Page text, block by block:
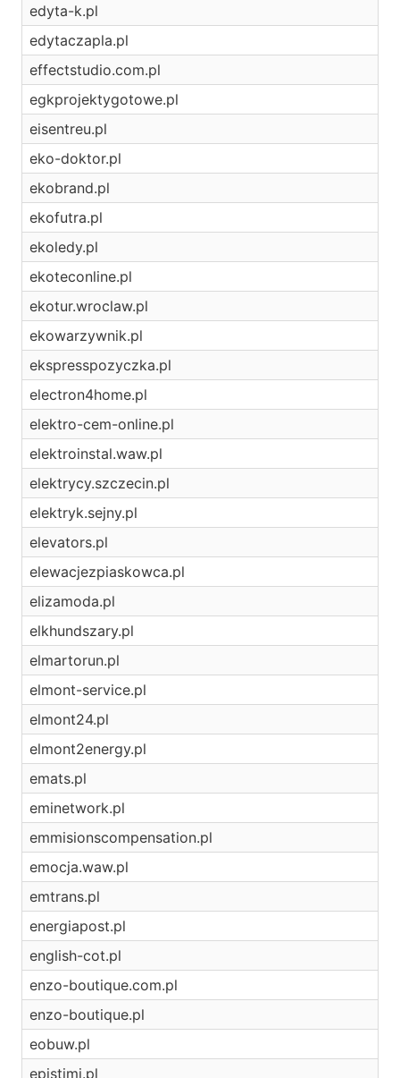
edyta-k.pl
edytaczapla.pl
effectstudio.com.pl
egkprojektygotowe.pl
eisentreu.pl
eko-doktor.pl
ekobrand.pl
ekofutra.pl
ekoledy.pl
ekoteconline.pl
ekotur.wroclaw.pl
ekowarzywnik.pl
ekspresspozyczka.pl
electron4home.pl
elektro-cem-online.pl
elektroinstal.waw.pl
elektrycy.szczecin.pl
elektryk.sejny.pl
elevators.pl
elewacjezpiaskowca.pl
elizamoda.pl
elkhundszary.pl
elmartorun.pl
elmont-service.pl
elmont24.pl
elmont2energy.pl
emats.pl
eminetwork.pl
emmisionscompensation.pl
emocja.waw.pl
emtrans.pl
energiapost.pl
english-cot.pl
enzo-boutique.com.pl
enzo-boutique.pl
eobuw.pl
epistimi.pl